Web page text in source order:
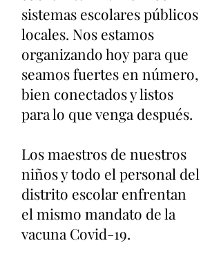
sistemas escolares públicos
locales. Nos estamos
organizando hoy para que
seamos fuertes en número,
bien conectados y listos
para lo que venga después.
Los maestros de nuestros
niños y todo el personal del
distrito escolar enfrentan
el mismo mandato de la
vacuna Covid-19.